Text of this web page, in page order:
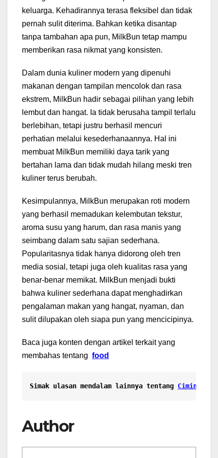
keluarga. Kehadirannya terasa fleksibel dan tidak
pernah sulit diterima. Bahkan ketika disantap
tanpa tambahan apa pun, MilkBun tetap mampu
memberikan rasa nikmat yang konsisten.
Dalam dunia kuliner modern yang dipenuhi
makanan dengan tampilan mencolok dan rasa
ekstrem, MilkBun hadir sebagai pilihan yang lebih
lembut dan hangat. Ia tidak berusaha tampil terlalu
berlebihan, tetapi justru berhasil mencuri
perhatian melalui kesederhanaannya. Hal ini
membuat MilkBun memiliki daya tarik yang
bertahan lama dan tidak mudah hilang meski tren
kuliner terus berubah.
Kesimpulannya, MilkBun merupakan roti modern
yang berhasil memadukan kelembutan tekstur,
aroma susu yang harum, dan rasa manis yang
seimbang dalam satu sajian sederhana.
Popularitasnya tidak hanya didorong oleh tren
media sosial, tetapi juga oleh kualitas rasa yang
benar-benar memikat. MilkBun menjadi bukti
bahwa kuliner sederhana dapat menghadirkan
pengalaman makan yang hangat, nyaman, dan
sulit dilupakan oleh siapa pun yang mencicipinya.
Baca juga konten dengan artikel terkait yang
membahas tentang food
Simak ulasan mendalam lainnya tentang Cimin:
Author